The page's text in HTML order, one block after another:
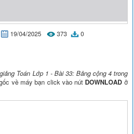
19/04/2025 373 0
Toán Lớp 1 - Bài 33: Bảng cộng 4 trong
về máy bạn click vào nút DOWNLOAD ở